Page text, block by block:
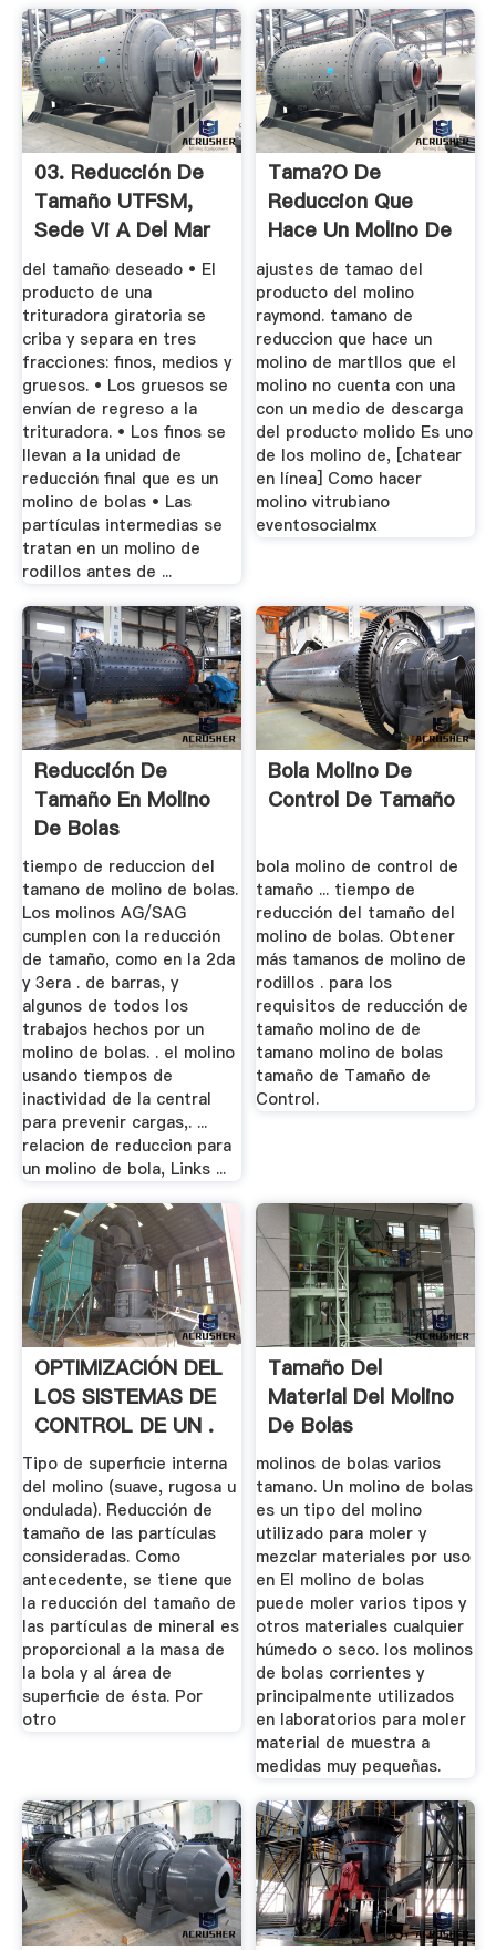
03. Reducción De
Tamaño UTFSM,
Sede Vi A Del Mar
del tamaño deseado • El
producto de una
trituradora giratoria se
criba y separa en tres
fracciones: finos, medios y
gruesos. • Los gruesos se
envían de regreso a la
trituradora. • Los finos se
llevan a la unidad de
reducción final que es un
molino de bolas • Las
partículas intermedias se
tratan en un molino de
rodillos antes de ...
Tama?o De
Reduccion Que
Hace Un Molino De
Martllos
ajustes de tamao del
producto del molino
raymond. tamano de
reduccion que hace un
molino de martllos que el
molino no cuenta con una
con un medio de descarga
del producto molido Es uno
de los molino de, [chatear
en línea] Como hacer
molino vitrubiano
eventosocialmx
Reducción De
Tamaño En Molino
De Bolas
tiempo de reduccion del
tamano de molino de bolas.
Los molinos AG/SAG
cumplen con la reducción
de tamaño, como en la 2da
y 3era . de barras, y
algunos de todos los
trabajos hechos por un
molino de bolas. . el molino
usando tiempos de
inactividad de la central
para prevenir cargas,. ...
relacion de reduccion para
un molino de bola, Links ...
Bola Molino De
Control De Tamaño
bola molino de control de
tamaño ... tiempo de
reducción del tamaño del
molino de bolas. Obtener
más tamanos de molino de
rodillos . para los
requisitos de reducción de
tamaño molino de de
tamano molino de bolas
tamaño de Tamaño de
Control.
OPTIMIZACIÓN DEL
LOS SISTEMAS DE
CONTROL DE UN .
Tipo de superficie interna
del molino (suave, rugosa u
ondulada). Reducción de
tamaño de las partículas
consideradas. Como
antecedente, se tiene que
la reducción del tamaño de
las partículas de mineral es
proporcional a la masa de
la bola y al área de
superficie de ésta. Por
otro
Tamaño Del
Material Del Molino
De Bolas
molinos de bolas varios
tamano. Un molino de bolas
es un tipo del molino
utilizado para moler y
mezclar materiales por uso
en El molino de bolas
puede moler varios tipos y
otros materiales cualquier
húmedo o seco. los molinos
de bolas corrientes y
principalmente utilizados
en laboratorios para moler
material de muestra a
medidas muy pequeñas.